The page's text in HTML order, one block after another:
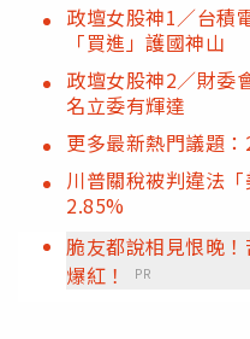
政壇女股神1／台
「買進」護國神山
政壇女股神2／財
名立委有輝達
更多最新熱門議題
川普關稅被判違法
2.85%
脆友都說相見恨晚
爆紅！
PR